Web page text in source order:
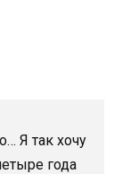
Я так хочу
года